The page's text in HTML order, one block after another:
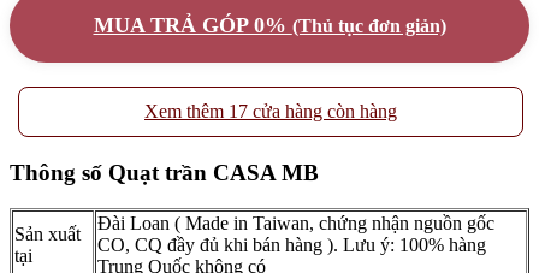
MUA TRẢ GÓP 0% (Thủ tục đơn giản)
Xem thêm 17 cửa hàng còn hàng
Thông số Quạt trần CASA MB
Sản xuất
tại
Đài Loan ( Made in Taiwan, chứng nhận nguồn gốc
CO, CQ đầy đủ khi bán hàng ). Lưu ý: 100% hàng
Trung Quốc không có